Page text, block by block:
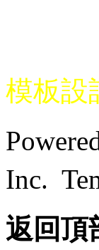
模板設
Inc.
返回頂